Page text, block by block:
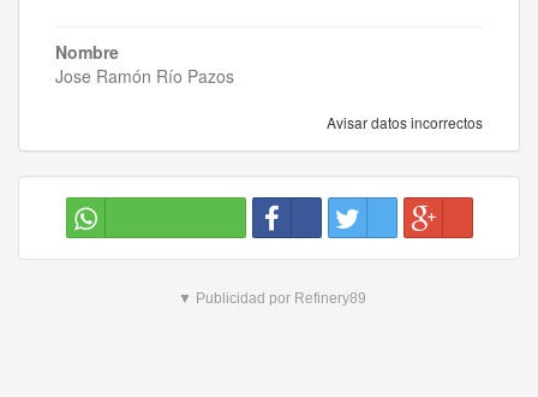
Nombre
Jose Ramón Río Pazos
Avisar datos incorrectos
▼ Publicidad por Refinery89